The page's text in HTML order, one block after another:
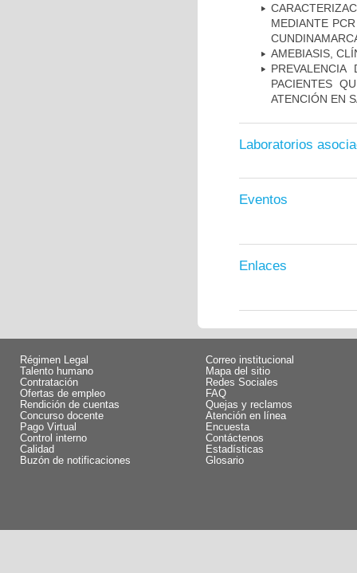
MEDIANTE
AMEBIASIS,
PACIENTES
ATENCIÓN EN
Laboratorios
Eventos
Enlaces
Régimen Legal
Talento humano
Contratación
Ofertas de empleo
Rendición de cuentas
Concurso docente
Pago Virtual
Control interno
Calidad
Buzón de notificaciones
Correo institucional
Mapa del sitio
Redes Sociales
FAQ
Quejas y reclamos
Atención en línea
Encuesta
Contáctenos
Estadísticas
Glosario